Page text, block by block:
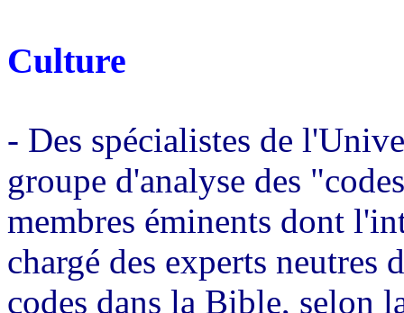
Culture
- Des spécialistes de
groupe d'analyse des
membres éminents dont
chargé des experts
codes dans la Bible, selon